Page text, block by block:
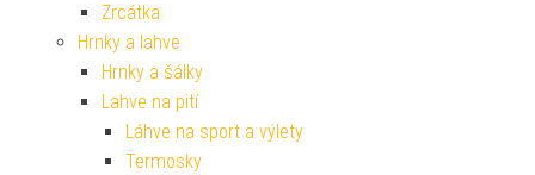
Zrcátka
Hrnky a lahve
Hrnky a šálky
Lahve na pití
Láhve na sport a výlety
Termosky